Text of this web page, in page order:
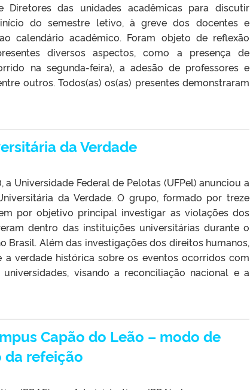
das unidades acadêmicas para discutir
do semestre letivo, à greve dos docentes e
calendário acadêmico. Foram objeto de reflexão
diversos aspectos, como a presença de
na segunda-feira), a adesão de professores e
outros. Todos(as) os(as) presentes demonstraram
da Verdade
Universidade Federal de Pelotas (UFPel) anunciou a
da Verdade. O grupo, formado por treze
por objetivo principal investigar as violações dos
dentro das instituições universitárias durante o
Brasil. Além das investigações dos direitos humanos,
verdade histórica sobre os eventos ocorridos com
visando a reconciliação nacional e a
Capão do Leão – modo de
refeição